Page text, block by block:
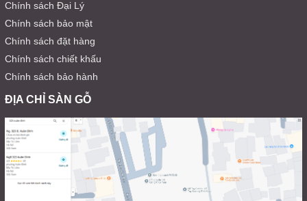
Chính sách Đại Lý
Chính sách bảo mật
Chính sách đặt hàng
Chính sách chiết khấu
Chính sách bảo hành
ĐỊA CHỈ SÀN GỖ